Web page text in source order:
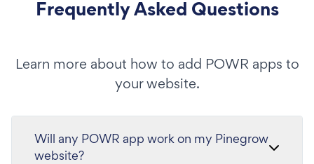
Frequently Asked Questions
Learn more about how to add POWR apps to
your website.
Will any POWR app work on my Pinegrow
website?